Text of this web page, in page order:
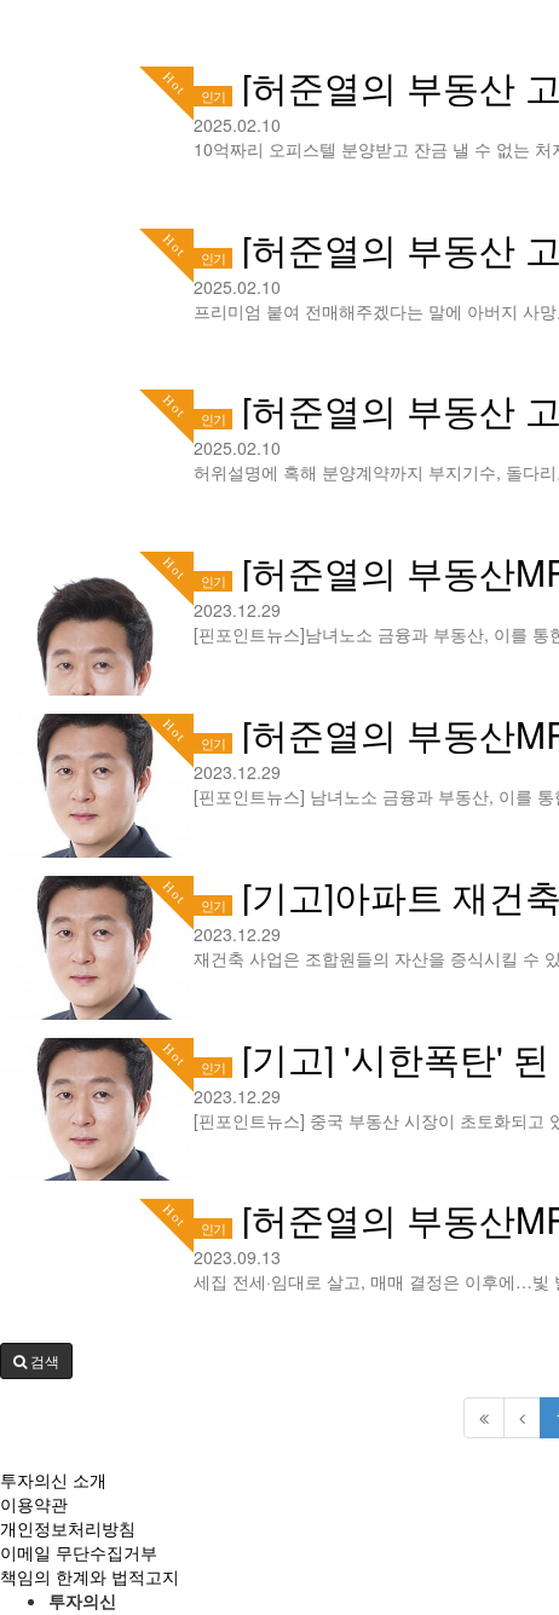
Hot
인기 [허준열의 부동산
2025.02.10
Hot
인기 [허준열의 부동산
2025.02.10
Hot
인기 [허준열의 부동산
2025.02.10
Hot
인기 [허준열의 부동산
2023.12.29
Hot
인기 [허준열의 부동산
2023.12.29
Hot
인기 [기고]아파트 재건
2023.12.29
Hot
인기 [기고] '시한폭탄'
2023.12.29
Hot
인기 [허준열의 부동산
2023.09.13
검색
투자의신 소개
이용약관
개인정보처리방침
이메일 무단수집거부
책임의 한계와 법적고지
투자의신